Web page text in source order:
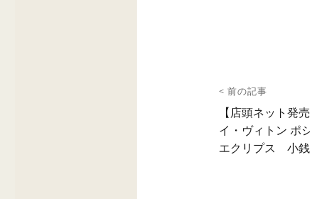
投
稿
ナ
ビ
< 前の記事
前
の
投
【店頭ネット
イ・ヴィトン ポ
エクリプス 小